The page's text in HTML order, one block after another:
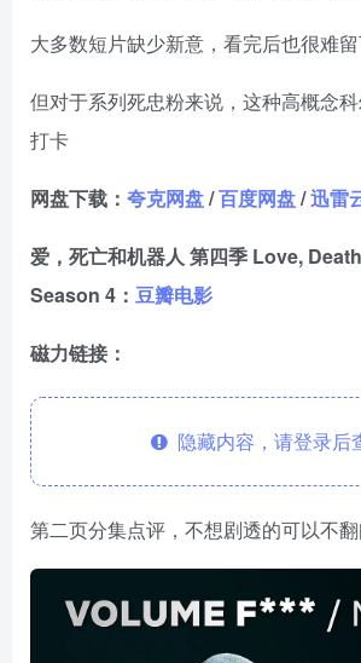
大多数短片缺少新意，看完后也很难
但对于系列死忠粉来说，这种高概念
打卡
网盘下载： 夸克网盘/百度网盘/迅雷
爱，死亡和机器人 第四季 Love,
Season 4： 豆瓣电影
磁力链接：
隐藏内容，请登录后
第二页分集点评，不想剧透的可以不